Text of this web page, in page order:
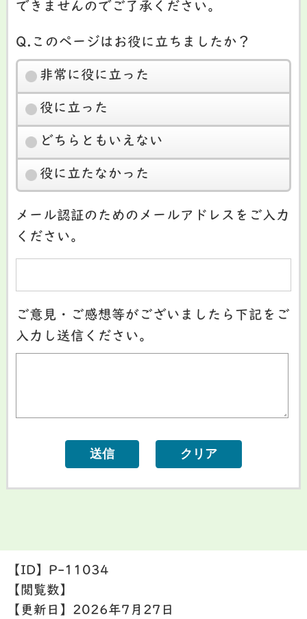
できませんのでご了承ください。
Q.このページはお役に立ちましたか？
非常に役に立った
役に立った
どちらともいえない
役に立たなかった
メール認証のためのメールアドレスをご入力
ください。
ご意見・ご感想等がございましたら下記をご
入力し送信ください。
【ID】 P-11034
【閲覧数】
【更新日】 2026年7月27日